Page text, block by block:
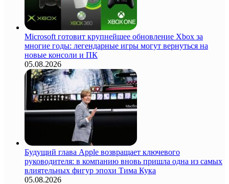
Microsoft готовит крупнейшее обновление Xbox за
многие годы: легендарные игры могут вернуться на
новые консоли и ПК
05.08.2026
Будущий глава Apple возвращает ключевого
руководителя: в компанию вновь пришла одна из самых
влиятельных фигур эпохи Тима Кука
05.08.2026